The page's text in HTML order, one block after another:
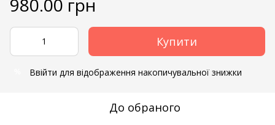
980.00 грн
Купити
Ввійти для відображення накопичувальної знижки
До обраного